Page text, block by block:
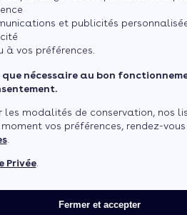
et publicités
vos préférences.
nécessaire au bon
les modalités de conservation, nos
vos préférences, rendez-
.
Privée.
Fermer et accepter
mes aides
Fenêtres
rédaction 3 min de lecture
caloporteur et des radiateurs
appartiennent à la
plus particulièrement des
ou végétal qui diffuse une chaleur
est appeléfluide caloporteur